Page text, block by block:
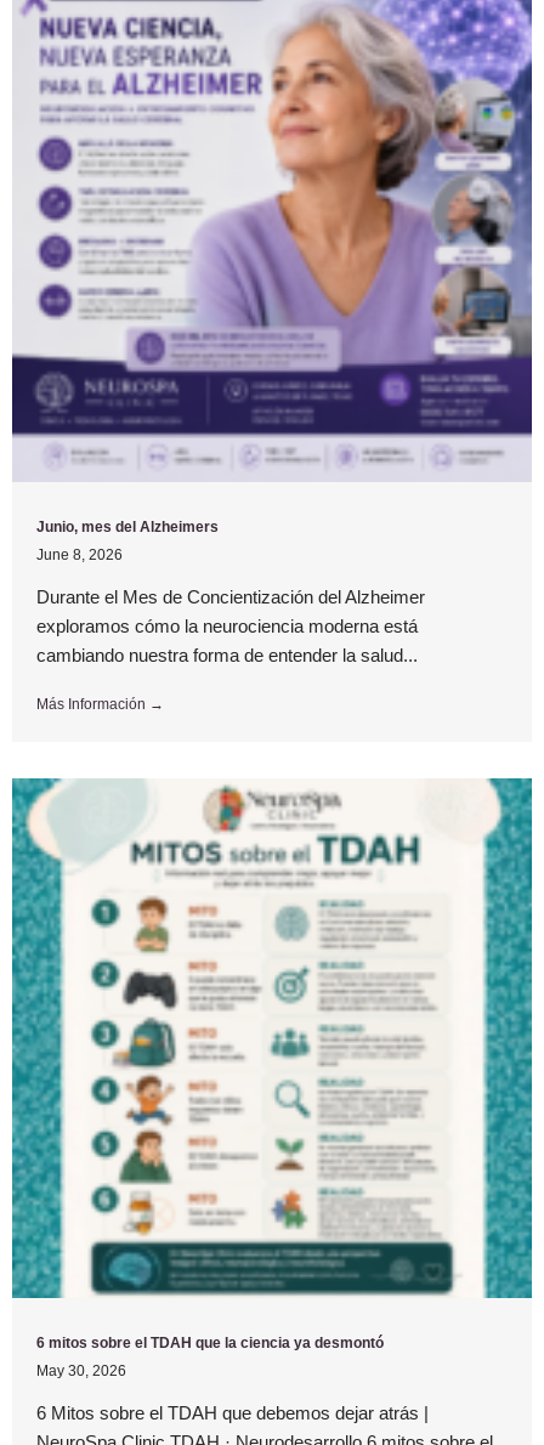
Junio, mes del Alzheimers
June 8, 2026
Durante el Mes de Concientización del Alzheimer
exploramos cómo la neurociencia moderna está
cambiando nuestra forma de entender la salud...
Más Información →
6 mitos sobre el TDAH que la ciencia ya desmontó
May 30, 2026
6 Mitos sobre el TDAH que debemos dejar atrás |